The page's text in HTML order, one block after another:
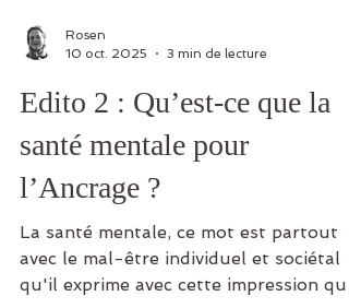
Edito 2 : Qu’est-ce que la
santé mentale pour
l’Ancrage ?
La santé mentale, ce mot est partout
avec le mal-être individuel et sociétal